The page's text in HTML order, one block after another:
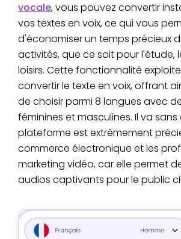
vocale, vous pouvez convertir
vos textes en voix, ce qui vous
d'économiser un temps précieux
activités, que ce soit pour l'étude,
loisirs. Cette fonctionnalité
convertir le texte en voix, offrant
de choisir parmi 8 langues avec
féminines et masculines. Il va
plateforme est extrêmement
commerce électronique et les
marketing vidéo, car elle permet
audios captivants pour le public